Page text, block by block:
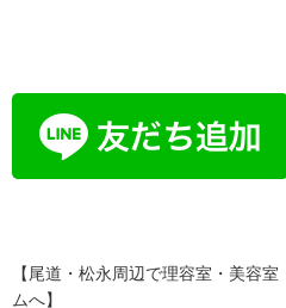
【尾道・松永周辺で理容室・美容
ムへ】